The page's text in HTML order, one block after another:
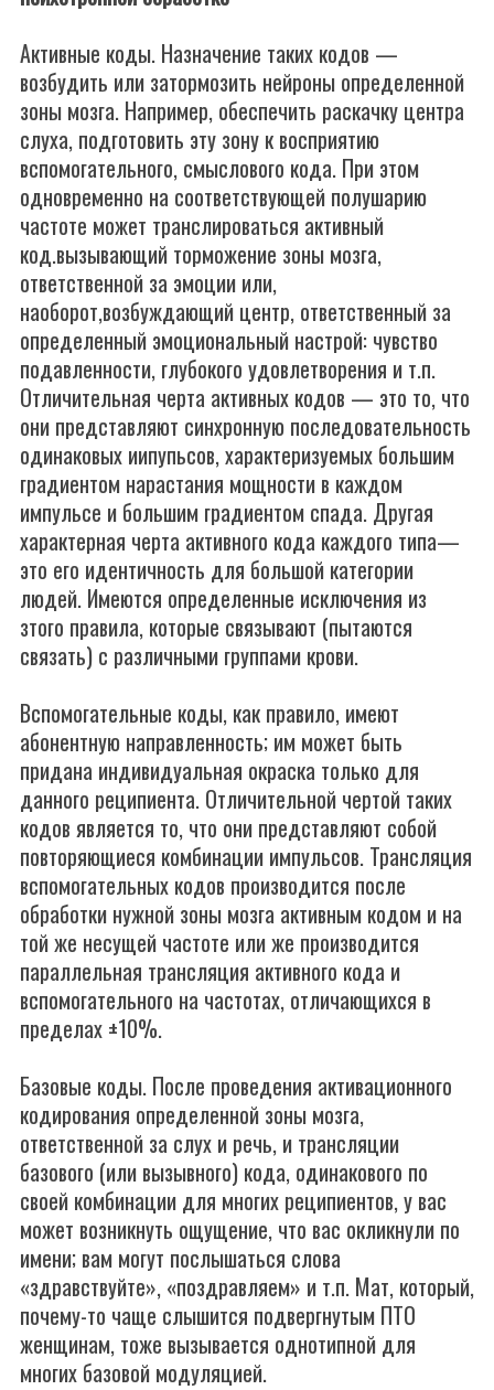
Активные коды. Назначение таких кодов —
возбудить или затормозить нейроны определенной
зоны мозга. Например, обеспечить раскачку центра
слуха, подготовить эту зону к восприятию
вспомогательного, смыслового кода. При этом
одновременно на соответствующей полушарию
частоте может транслироваться активный
код.вызывающий торможение зоны мозга,
ответственной за эмоции или,
наоборот,возбуждающий центр, ответственный за
определенный эмоциональный настрой: чувство
подавленности, глубокого удовлетворения и т.п.
Отличительная черта активных кодов — это то, что
они представляют синхронную последовательность
одинаковых иипупьсов, характеризуемых большим
градиентом нарастания мощности в каждом
импульсе и большим градиентом спада. Другая
характерная черта активного кода каждого типа—
это его идентичность для большой категории
людей. Имеются определенные исключения из
зтого правила, которые связывают (пытаются
связать) с различными группами крови.
Вспомогательные коды, как правило, имеют
абонентную направленность; им может быть
придана индивидуальная окраска только для
данного реципиента. Отличительной чертой таких
кодов является то, что они представляют собой
повторяющиеся комбинации импульсов. Трансляция
вспомогательных кодов производится после
обработки нужной зоны мозга активным кодом и на
той же несущей частоте или же производится
параллельная трансляция активного кода и
вспомогательного на частотах, отличающихся в
пределах ±10%.
Базовые коды. После проведения активационного
кодирования определенной зоны мозга,
ответственной за слух и речь, и трансляции
базового (или вызывного) кода, одинакового по
своей комбинации для многих реципиентов, у вас
может возникнуть ощущение, что вас окликнули по
имени; вам могут послышаться слова
«здравствуйте», «поздравляем» и т.п. Мат, который,
почему-то чаще слышится подвергнутым ПТО
женщинам, тоже вызывается однотипной для
многих базовой модуляцией.